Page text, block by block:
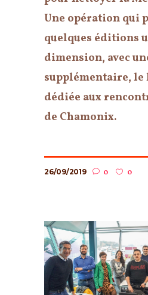
Une opération qui
quelques éditions
dimension, avec
supplémentaire, le
dédiée aux
de Chamonix.
26/09/2019 0 0